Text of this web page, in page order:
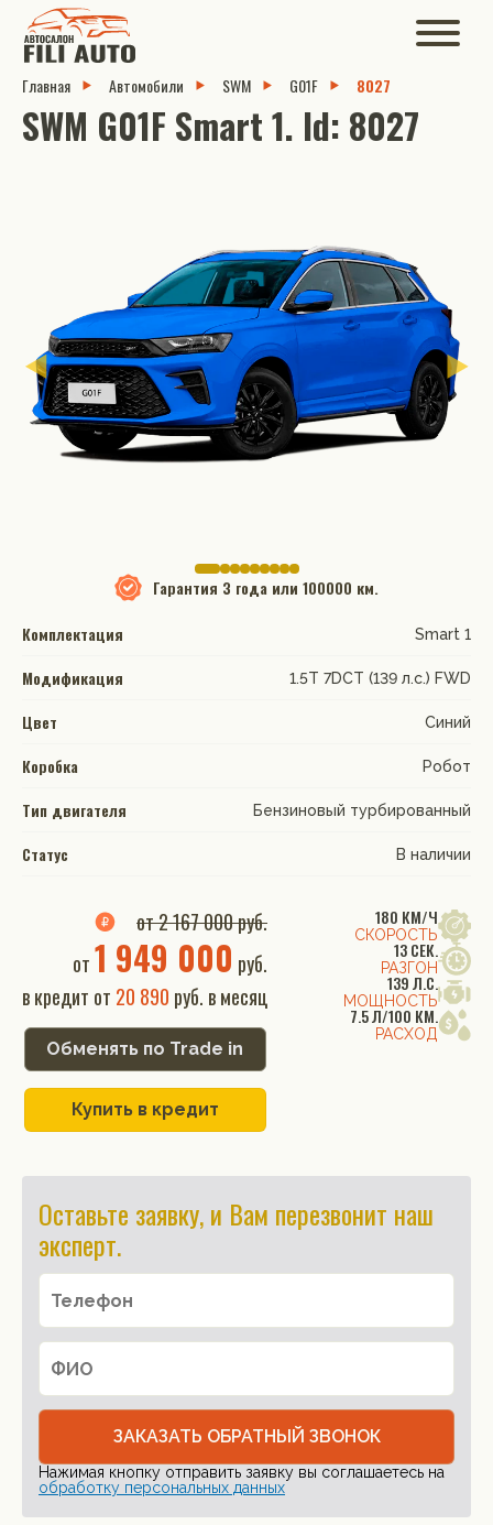
Главная Автомобили SWM G01F 8027
SWM G01F Smart 1. Id: 8027
Гарантия 3 года или 100000 км.
Комплектация
Smart 1
Модификация 1.5T 7DCT (139 л.с.) FWD
Цвет Синий
Коробка Робот
Тип двигателя Бензиновый турбированный
Статус В наличии
180 КМ/Ч
СКОРОСТЬ
13 СЕК.
РАЗГОН
139 Л.С.
МОЩНОСТЬ
7.5 Л/100 КМ.
РАСХОД
от 2 167 000 руб.
от1 949 000 руб.
в кредит от 20 890 руб. в месяц
Обменять по Trade in
Купить в кредит
Оставьте заявку, и Вам перезвонит наш
эксперт.
ЗАКАЗАТЬ ОБРАТНЫЙ ЗВОНОК
Нажимая кнопку отправить заявку вы соглашаетесь на
обработку персональных данных